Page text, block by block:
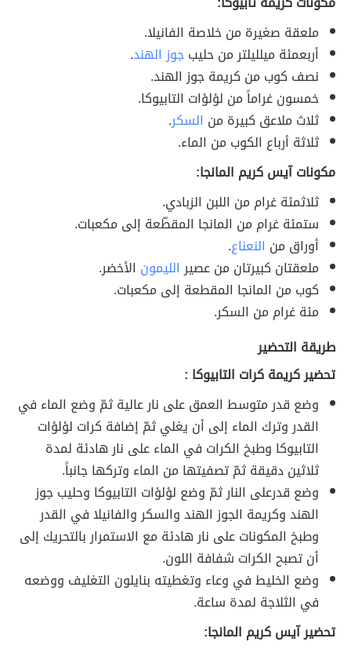
ملعقة صغيرة من خلاصة الفانيلا.
أربعمئة ميلليلتر من حليبجوز الهند.
نصف كوب من كريمة جوز الهند.
خمسون غراماً من لؤلؤات التابيوكا.
ثلاث ملاعق كبيرة من السكر.
ثلاثة أرباع الكوب من الماء.
مكونات آيس كريم المانجا:
ثلاثمئة غرام من اللبن الزبادي.
ستمئة غرام من المانجا المقطّعة إلى مكعبات.
أوراق من النعناع.
ملعقتان كبيرتان من عصيرالليمون الأخضر.
كوب من المانجا المقطعة إلى مكعبات.
مئة غرام من السكر.
طريقة التحضير
تحضير كريمة كرات التابيوكا :
وضع قدر متوسط العمق على نار عالية ثمّ وضع الماء في
القدر وترك الماء إلى أن يغلي ثمّ إضافة كرات لؤلؤات
التابيوكا وطبخ الكرات في الماء على نار هادئة لمدة
ثلاثين دقيقة ثمّ تصفيتها من الماء وتركها جانباً.
وضع قدرعلى النار ثمّ وضع لؤلؤات التابيوكا وحليب جوز
الهند وكريمة الجوز الهند والسكر والفانيلا في القدر
وطبخ المكونات على نار هادئة مع الاستمرار بالتحريك إلى
أن تصبح الكرات شفافة اللون.
وضع الخليط في وعاء وتغطيته بنايلون التغليف ووضعه
في الثلاجة لمدة ساعة.
تحضير آيس كريم المانجا: